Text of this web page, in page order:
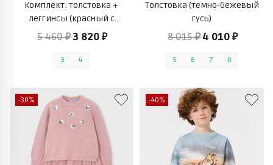
Комплект: толстовка +
леггинсы (красный с
бежевым)
5 460 ₽3 820 ₽
3 4
Толстовка (темно-бежевый
гусь)
8 015 ₽ 4 010 ₽
5 6 7 8
-30% -40%